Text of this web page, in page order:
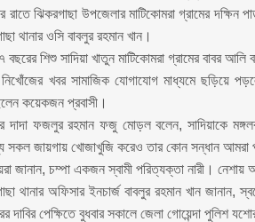
রাতে ঝিকরগাছা উপজেলার মাটিকোমরা গ্রামের
থানার ওসি বাবলুর রহমান খান।
বছরের শিশু সাদিয়া খাতুন মাটিকোমরা গ্রামের বাবর আলি
নিখোঁজের খবর সামাজিক যোগাযোগ মাধ্যমে ছড়িয়ে
কয়েকজন প্রবাসী।
দাদা ফজলুর রহমান ফজু মোড়ল বলেন, সাদিয়াকে
সকল জায়গায় খোজাখুজি করেও তার কোন সন্ধান আমরা
জানান, চম্পা একজন স্বামী পরিত্যক্তা নারী।
থানার অফিসার ইনচার্জ বাবলুর রহমান খান জানান,
দাবির পেক্ষিতে বুধবার সকালে জেলা গোয়েন্দা